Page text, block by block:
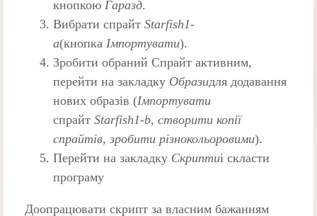
кнопкою Гаразд.
Вибрати спрайт Starfish1-
a(кнопка Імпортувати).
Зробити обраний Спрайт активним,
перейти на закладку Образидля додавання
нових образів (Імпортувати
спрайт Starfish1-b, створити копії
спрайтів, зробити різнокольоровими).
Перейти на закладку Скриптиі скласти
програму
Доопрацювати скрипт за власним бажанням